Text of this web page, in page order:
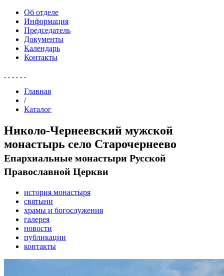
Об отделе
Информация
Председатель
Документы
Календарь
Контакты
Главная
/
Каталог
Николо-Чернеевский мужской
монастырь село Старочернеево
Епархиальные монастыри Русской
Православной Церкви
история монастыря
святыни
храмы и богослужения
галерея
новости
публикации
контакты